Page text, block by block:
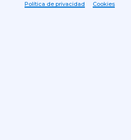
Política de privacidad Cookies